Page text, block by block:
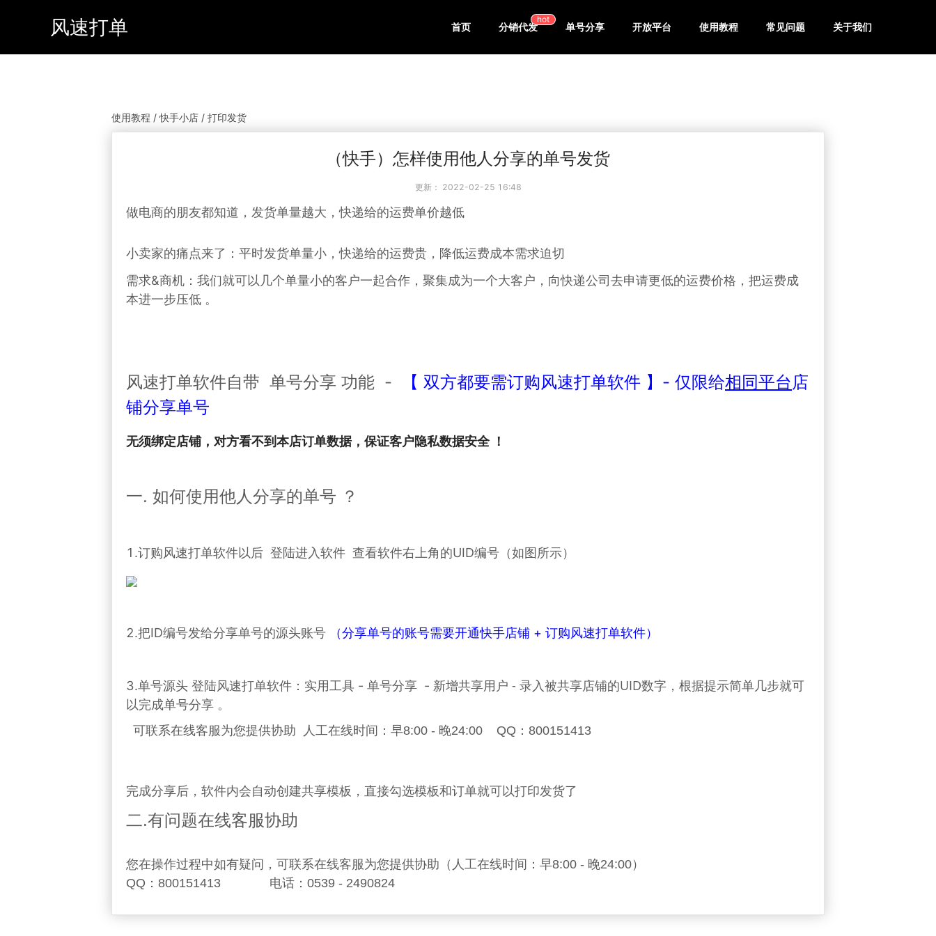
风速打单 首页 分销代发
hot
单号分享 开放平台 使用教程 常见问题 关于我们
使用教程 / 快手小店 / 打印发货
（快手）怎样使用他人分享的单号发货
更新： 2022-02-25 16:48
做电商的朋友都知道，发货单量越大，快递给的运费单价越低
小卖家的痛点来了：平时发货单量小，快递给的运费贵，降低运费成本需求迫切
需求&商机： 我们就可以几个单量小的客户一起合作，聚集成为一个大客户，向快递公司去申请更低的运费价格，把运费成
本进一步压低 。
风速打单软件自带 单号分享 功能 - 【 双方都要需订购风速打单软件 】- 仅限给相同平台店
铺分享单号
无须绑定店铺，对方看不到本店订单数据，保证客户隐私数据安全 ！
一. 如何使用他人分享的单号 ？
1.订购风速打单软件以后 登陆进入软件 查看软件右上角的UID编号（如图所示）
2.把ID编号发给分享单号的源头账号 （分享单号的账号需要开通快手店铺 + 订购风速打单软件）
3.单号源头 登陆风速打单软件：实用工具 - 单号分享 - 新增共享用户 - 录入被共享店铺的UID数字， 根据提示简单几步就可
以完成单号分享 。
  可联系在线客服为您提供协助  人工
在线时间：早8:00 - 晚24:00 QQ：800151413
完成分享后，软件内会自动创建共享模板，直接勾选模板和订单就可以打印发货了
二.有问题在线客服协助
您在操作过程中如有疑问，可联系在线客服为您提供协助（人工在线时间：早8:00 - 晚24:00）
QQ：800151413              电话：0539 - 2490824